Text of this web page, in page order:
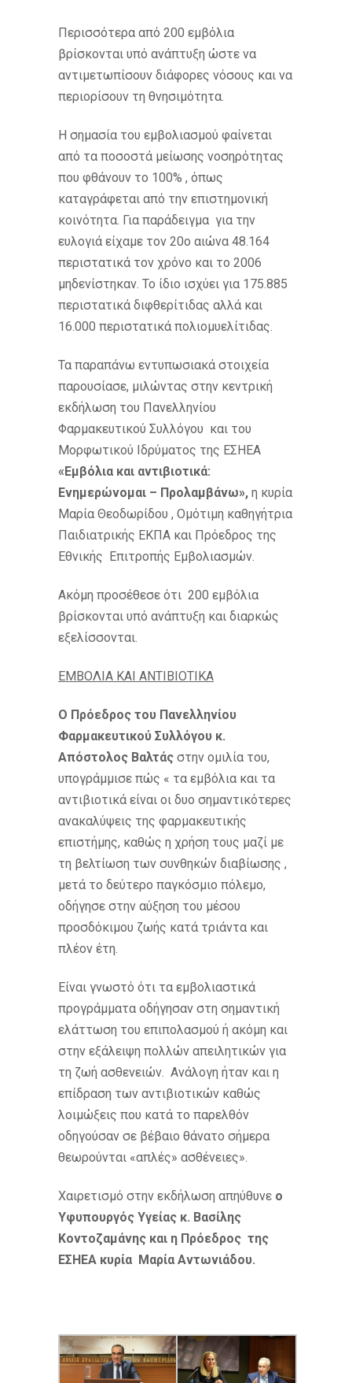
Περισσότερα από 200 εμβόλια
βρίσκονται υπό ανάπτυξη ώστε να
αντιμετωπίσουν διάφορες νόσους και να
περιορίσουν τη θνησιμότητα.
Η σημασία του εμβολιασμού φαίνεται
από τα ποσοστά μείωσης νοσηρότητας
που φθάνουν το 100% , όπως
καταγράφεται από την επιστημονική
κοινότητα. Για παράδειγμα για την
ευλογιά είχαμε τον 20ο αιώνα 48.164
περιστατικά τον χρόνο και το 2006
μηδενίστηκαν. Το ίδιο ισχύει για 175.885
περιστατικά διφθερίτιδας αλλά και
16.000 περιστατικά πολιομυελίτιδας.
Τα παραπάνω εντυπωσιακά στοιχεία
παρουσίασε, μιλώντας στην κεντρική
εκδήλωση του Πανελληνίου
Φαρμακευτικού Συλλόγου και του
Μορφωτικού Ιδρύματος της ΕΣΗΕΑ
«Eμβόλια και αντιβιοτικά:
Ενημερώνομαι – Προλαμβάνω», η κυρία
Μαρία Θεοδωρίδου , Ομότιμη καθηγήτρια
Παιδιατρικής ΕΚΠΑ και Πρόεδρος της
Εθνικής Επιτροπής Εμβολιασμών.
Ακόμη προσέθεσε ότι 200 εμβόλια
βρίσκονται υπό ανάπτυξη και διαρκώς
εξελίσσονται.
ΕΜΒΟΛΙΑ ΚΑΙ ΑΝΤΙΒΙΟΤΙΚΑ
Ο Πρόεδρος του Πανελληνίου
Φαρμακευτικού Συλλόγου κ.
Απόστολος Βαλτάς στην ομιλία του,
υπογράμμισε πώς « τα εμβόλια και τα
αντιβιοτικά είναι οι δυο σημαντικότερες
ανακαλύψεις της φαρμακευτικής
επιστήμης, καθώς η χρήση τους μαζί με
τη βελτίωση των συνθηκών διαβίωσης ,
μετά το δεύτερο παγκόσμιο πόλεμο,
οδήγησε στην αύξηση του μέσου
προσδόκιμου ζωής κατά τριάντα και
πλέον έτη.
Είναι γνωστό ότι τα εμβολιαστικά
προγράμματα οδήγησαν στη σημαντική
ελάττωση του επιπολασμού ή ακόμη και
στην εξάλειψη πολλών απειλητικών για
τη ζωή ασθενειών. Ανάλογη ήταν και η
επίδραση των αντιβιοτικών καθώς
λοιμώξεις που κατά το παρελθόν
οδηγούσαν σε βέβαιο θάνατο σήμερα
θεωρούνται «απλές» ασθένειες».
Χαιρετισμό στην εκδήλωση απηύθυνε ο
Υφυπουργός Υγείας κ. Βασίλης
Κοντοζαμάνης και η Πρόεδρος της
ΕΣΗΕΑ κυρία Μαρία Αντωνιάδου.